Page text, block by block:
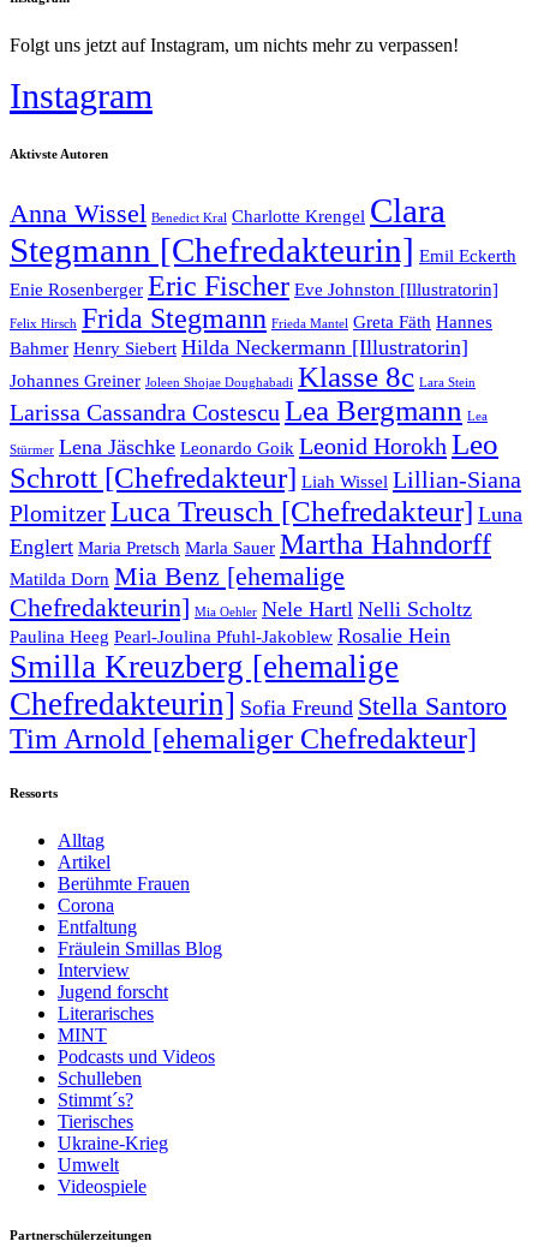
Folgt uns jetzt auf Instagram, um nichts mehr zu verpassen!
Instagram
Aktivste Autoren
Anna Wissel Benedict Kral Charlotte Krengel Clara
Stegmann [Chefredakteurin] Emil Eckerth
Enie Rosenberger Eric Fischer Eve Johnston [Illustratorin]
Felix Hirsch Frida Stegmann Frieda Mantel Greta Fäth Hannes
Bahmer Henry Siebert Hilda Neckermann [Illustratorin]
Johannes Greiner Joleen Shojae Doughabadi Klasse 8c Lara Stein
Larissa Cassandra Costescu Lea Bergmann Lea
Stürmer Lena Jäschke Leonardo Goik Leonid Horokh Leo
Schrott [Chefredakteur] Liah Wissel Lillian-Siana
PlomitzerLuca Treusch [Chefredakteur] Luna
Englert Maria Pretsch Marla Sauer Martha Hahndorff
Matilda Dorn Mia Benz [ehemalige
Chefredakteurin] Mia Oehler Nele Hartl Nelli Scholtz
Paulina Heeg Pearl-Joulina Pfuhl-Jakoblew Rosalie Hein
Smilla Kreuzberg [ehemalige
Chefredakteurin] Sofia Freund Stella Santoro
Tim Arnold [ehemaliger Chefredakteur]
Ressorts
Alltag
Artikel
Berühmte Frauen
Corona
Entfaltung
Fräulein Smillas Blog
Interview
Jugend forscht
Literarisches
MINT
Podcasts und Videos
Schulleben
Stimmt´s?
Tierisches
Ukraine-Krieg
Umwelt
Videospiele
Partnerschülerzeitungen